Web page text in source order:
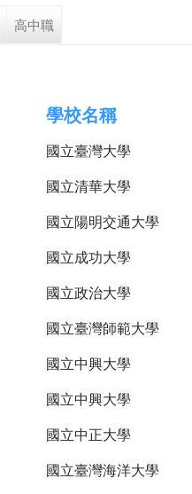
高中職
學校名稱
國立臺灣大學
國立清華大學
國立陽明交通大學
國立成功大學
國立政治大學
國立臺灣師範大學
國立中興大學
國立中興大學
國立中正大學
國立臺灣海洋大學